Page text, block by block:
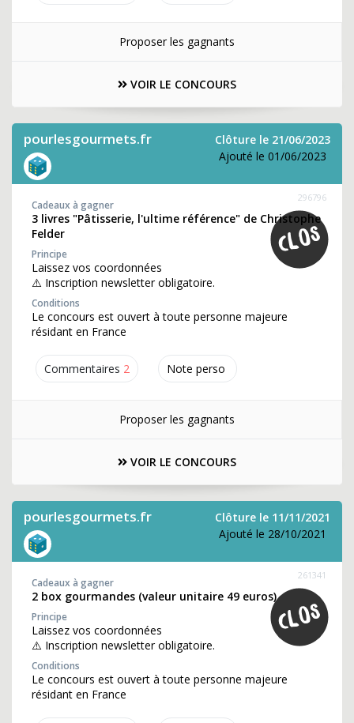
Proposer les gagnants
VOIR LE CONCOURS
pourlesgourmets.fr
Clôture le 21/06/2023
Ajouté le 01/06/2023
Commentaires 2 Note perso
296796
Cadeaux à gagner
3 livres "Pâtisserie, l'ultime référence" de Christophe
Felder
Principe
Laissez vos coordonnées
⚠️ Inscription newsletter obligatoire.
Conditions
Le concours est ouvert à toute personne majeure
résidant en France
Proposer les gagnants
VOIR LE CONCOURS
pourlesgourmets.fr
Clôture le 11/11/2021
Ajouté le 28/10/2021
261341
Cadeaux à gagner
2 box gourmandes (valeur unitaire 49 euros)
Principe
Laissez vos coordonnées
⚠️ Inscription newsletter obligatoire.
Conditions
Le concours est ouvert à toute personne majeure
résidant en France